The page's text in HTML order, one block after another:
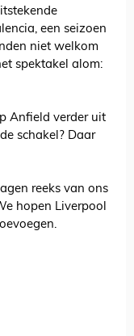
een seizoen
niet welkom
spektakel alom:
Anfield verder uit
schakel? Daar
reeks van ons
hopen Liverpool